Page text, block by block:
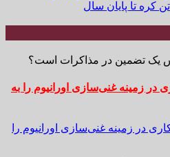
یک تضمین در مذاکرات است؟
در زمینه غنی‌سازی اورانیوم را به